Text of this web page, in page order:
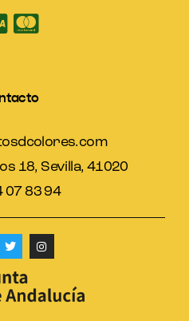
18, Sevilla, 41020
07 83 94